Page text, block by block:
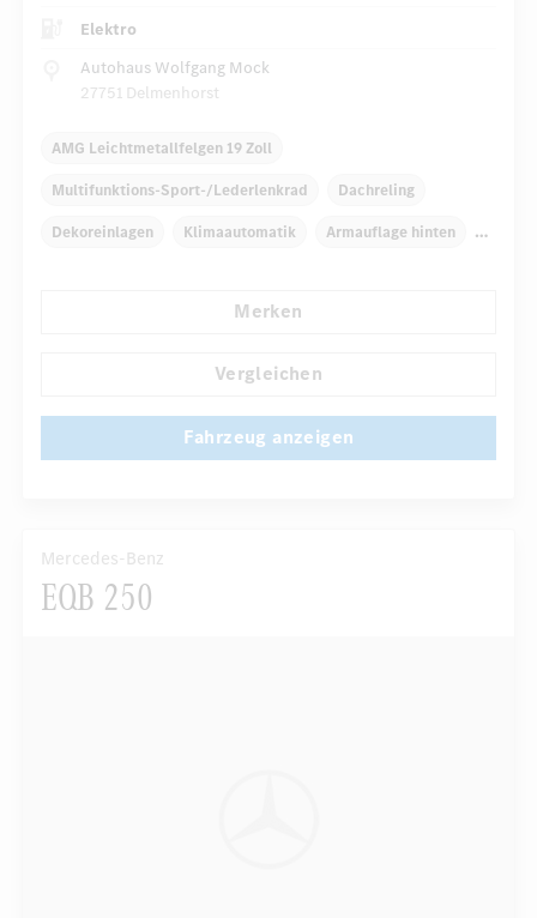
Elektro
Autohaus Wolfgang Mock
27751 Delmenhorst
AMG Leichtmetallfelgen 19 Zoll
Multifunktions-Sport-/Lederlenkrad Dachreling
Dekoreinlagen Klimaautomatik Armauflage hinten
Automatisch abblendender Innenspiegel
Merken
Vergleichen
Fahrzeug anzeigen
Mercedes-Benz
EQB 250